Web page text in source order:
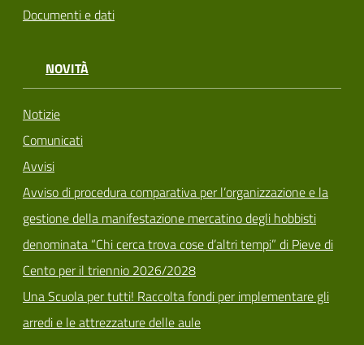
Documenti e dati
NOVITÀ
Notizie
Comunicati
Avvisi
Avviso di procedura comparativa per l’organizzazione e la
gestione della manifestazione mercatino degli hobbisti
denominata “Chi cerca trova cose d’altri tempi” di Pieve di
Cento per il triennio 2026/2028
Una Scuola per tutti! Raccolta fondi per implementare gli
arredi e le attrezzature delle aule